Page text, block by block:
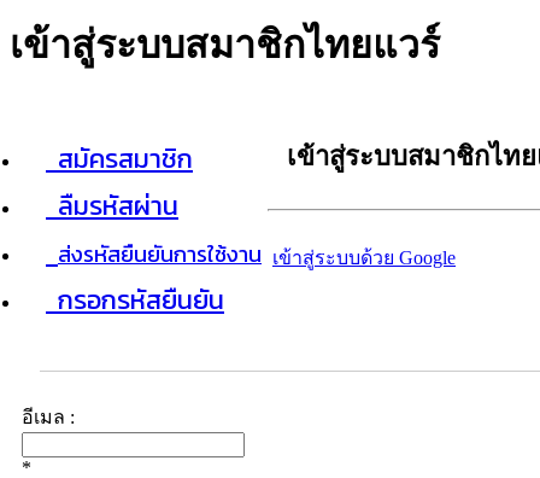
เข้าสู่ระบบสมาชิกไทยแวร์
สมัครสมาชิก
ลืมรหัสผ่าน
ส่งรหัสยืนยันการใช้งาน
กรอกรหัสยืนยัน
เข้าสู่ระบบสมาชิกไท
เข้าสู่ระบบด้วย Google
อีเมล :
*